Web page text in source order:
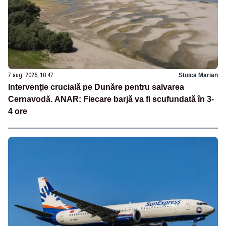
7 aug. 2026, 10:47 Stoica Marian
Intervenție crucială pe Dunăre pentru salvarea
Cernavodă. ANAR: Fiecare barjă va fi scufundată în 3-
4 ore